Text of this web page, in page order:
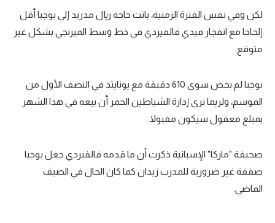
لكن وفي نفس الفترة الزمنية، باتت حاجة ريال مدريد إلى بوجبا أقل
إلحاحا مع انفجار فيدي فالفيردي في خط وسط الميرنجي بشكل غير
متوقع.
بوجبا لم يخض سوى 610 دقيقة مع يونايتد في النصف الأول من
الموسم، ولربما ترى إدارة الشياطين الحمر أن بيعه في هذا الشهر
بمبلغ معقول سيكون مقبولا.
صحيفة "ماركا" الإسبانية ذكرت أن ما قدمه فالفيردي جعل بوجبا
صفقة غير ضرورية للمدرب زيدان كما كان الحال في الصيف
الماضي.